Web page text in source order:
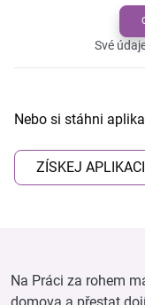
Své
Nebo si stáhni
ZÍSKEJ APLIKACI
Na Práci za rohem
domova a přestat